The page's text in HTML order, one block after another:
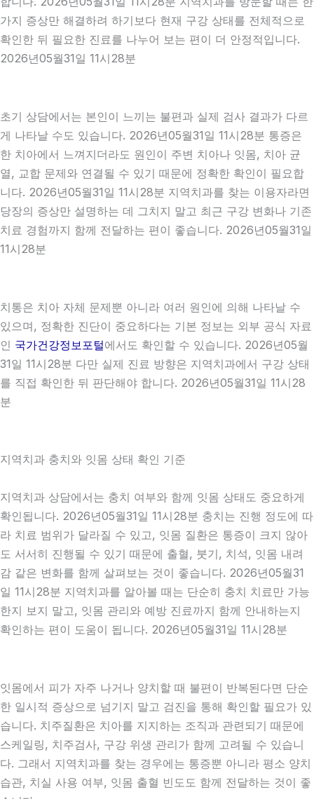
가지 증상만 해결하려 하기보다 현재 구강 상태를 전체적으로
확인한 뒤 필요한 진료를 나누어 보는 편이 더 안정적입니다.
2026년05월31일 11시28분
초기 상담에서는 본인이 느끼는 불편과 실제 검사 결과가 다르
게 나타날 수도 있습니다. 2026년05월31일 11시28분 통증은
한 치아에서 느껴지더라도 원인이 주변 치아나 잇몸, 치아 균
열, 교합 문제와 연결될 수 있기 때문에 정확한 확인이 필요합
니다. 2026년05월31일 11시28분 지역치과를 찾는 이용자라면
당장의 증상만 설명하는 데 그치지 말고 최근 구강 변화나 기존
치료 경험까지 함께 전달하는 편이 좋습니다. 2026년05월31일
11시28분
치통은 치아 자체 문제뿐 아니라 여러 원인에 의해 나타날 수
있으며, 정확한 진단이 중요하다는 기본 정보는 외부 공식 자료
인 국가건강정보포털에서도 확인할 수 있습니다. 2026년05월
31일 11시28분 다만 실제 진료 방향은 지역치과에서 구강 상태
를 직접 확인한 뒤 판단해야 합니다. 2026년05월31일 11시28
분
지역치과 충치와 잇몸 상태 확인 기준
지역치과 상담에서는 충치 여부와 함께 잇몸 상태도 중요하게
확인됩니다. 2026년05월31일 11시28분 충치는 진행 정도에 따
라 치료 범위가 달라질 수 있고, 잇몸 질환은 통증이 크지 않아
도 서서히 진행될 수 있기 때문에 출혈, 붓기, 치석, 잇몸 내려
감 같은 변화를 함께 살펴보는 것이 좋습니다. 2026년05월31
일 11시28분 지역치과를 알아볼 때는 단순히 충치 치료만 가능
한지 보지 말고, 잇몸 관리와 예방 진료까지 함께 안내하는지
확인하는 편이 도움이 됩니다. 2026년05월31일 11시28분
잇몸에서 피가 자주 나거나 양치할 때 불편이 반복된다면 단순
한 일시적 증상으로 넘기지 말고 검진을 통해 확인할 필요가 있
습니다. 치주질환은 치아를 지지하는 조직과 관련되기 때문에
스케일링, 치주검사, 구강 위생 관리가 함께 고려될 수 있습니
다. 그래서 지역치과를 찾는 경우에는 통증뿐 아니라 평소 양치
습관, 치실 사용 여부, 잇몸 출혈 빈도도 함께 전달하는 것이 좋